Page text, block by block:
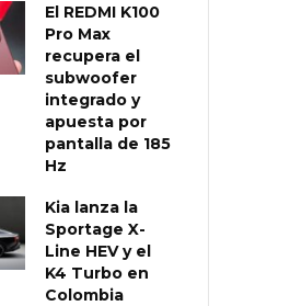
El REDMI K100
Pro Max
recupera el
subwoofer
integrado y
apuesta por
pantalla de 185
Hz
Kia lanza la
Sportage X-
Line HEV y el
K4 Turbo en
Colombia